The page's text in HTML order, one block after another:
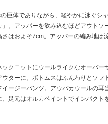
巨体でありながら、軽やかに泳ぐシ
」。アッパーを飲み込むほどアウトソ
さはおよそ7cm。アッパーの編み地は
ックニットにウールライクなオーバー
ウターに。ボトムスはふんわりとソフ
ージーパンツ。アウパカウールの耳
足元はオルカペイントでインパクト